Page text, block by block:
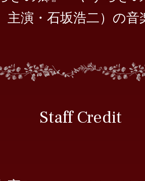
主演・石坂浩二）の音
Staff Credit